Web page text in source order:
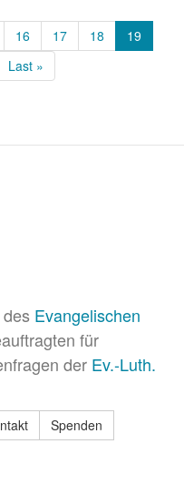
Page
16 Page
17 Page
18
Aktuelle
Seite
19
Letzte
Seite
Last »
Evangelischen
für
der Ev.-Luth.
Spenden